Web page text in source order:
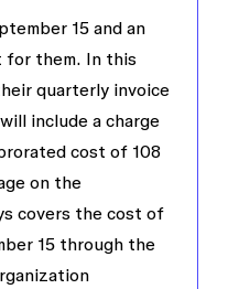
15 and an
for them. In this
quarterly invoice
include a charge
cost of 108
on the
covers the cost of
15 through the